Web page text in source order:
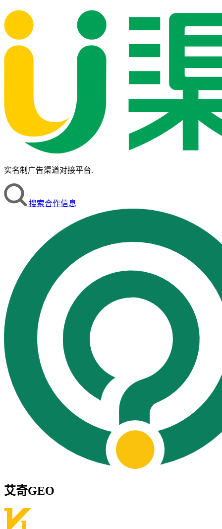
实名制广告渠道对接平台.
搜索合作信息
艾奇GEO